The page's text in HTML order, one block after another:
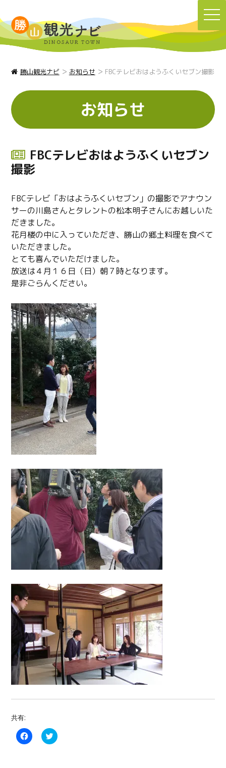
勝山観光ナビ > お知らせ > FBCテレビおはようふくいセブン撮影
お知らせ
FBCテレビおはようふくいセブン
撮影
FBCテレビ「おはようふくいセブン」の撮影でアナウン
サーの川島さんとタレントの松本明子さんにお越しいた
だきました。
花月楼の中に入っていただき、勝山の郷土料理を食べて
いただきました。
とても喜んでいただけました。
放送は４月１６日（日）朝７時となります。
是非ごらんください。
共有:
F
a
C
l